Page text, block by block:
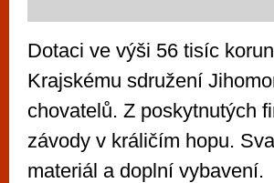
Dotaci ve výši 56 tisíc
Krajskému sdružení
chovatelů. Z poskytnutých
závody v králičím hopu.
materiál a doplní vybavení.